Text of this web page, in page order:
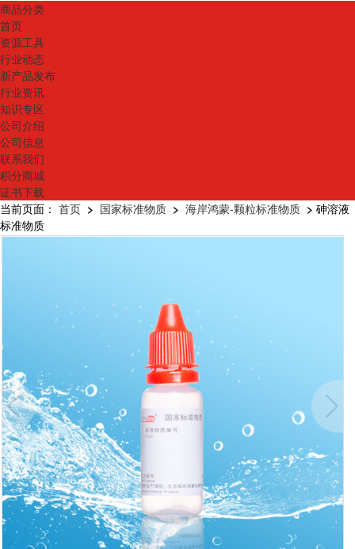
商品分类
首页
资源工具
行业动态
新产品发布
行业资讯
知识专区
公司介绍
公司信息
联系我们
积分商城
证书下载
当前页面： 首页 > 国家标准物质 > 海岸鸿蒙-颗粒标准物质 > 砷溶液
标准物质